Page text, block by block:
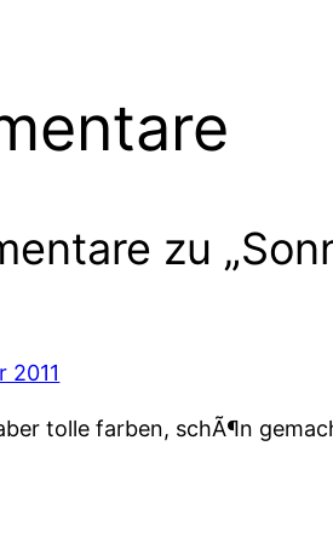
zu
2011
tolle farben, schÃ¶n